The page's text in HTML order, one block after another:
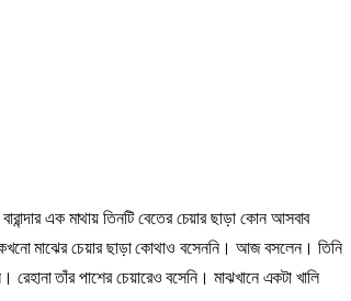
এক মাথায় তিনটি বেতের চেয়ার ছাড়া কোন আসবাব
কখনো মাঝের চেয়ার ছাড়া কোথাও বসেননি। আজ বসলেন। তিনি
রেহানা তাঁর পাশের চেয়ারেও বসেনি। মাঝখানে একটা খালি